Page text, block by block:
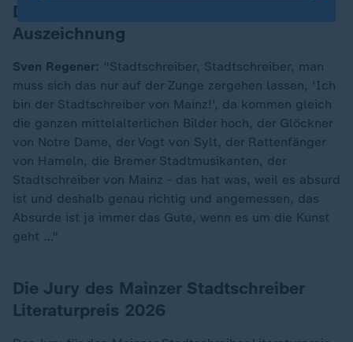
Das sagt Regener selbst zu der
Auszeichnung
Sven Regener: "Stadtschreiber, Stadtschreiber, man
muss sich das nur auf der Zunge zergehen lassen, 'Ich
bin der Stadtschreiber von Mainz!', da kommen gleich
die ganzen mittelalterlichen Bilder hoch, der Glöckner
von Notre Dame, der Vogt von Sylt, der Rattenfänger
von Hameln, die Bremer Stadtmusikanten, der
Stadtschreiber von Mainz - das hat was, weil es absurd
ist und deshalb genau richtig und angemessen, das
Absurde ist ja immer das Gute, wenn es um die Kunst
geht …"
Die Jury des Mainzer Stadtschreiber
Literaturpreis 2026